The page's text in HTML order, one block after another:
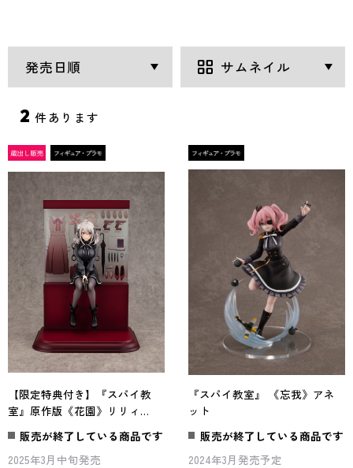
2 件あります
【限定特典付き】『スパイ教
室』原作版《花園》リリィ
KADOKAWAスペシャルセット
販売が終了している商品です
2025年3月中旬発売
『スパイ教室』 《忘我》アネ
ット
販売が終了している商品です
2024年3月発売予定